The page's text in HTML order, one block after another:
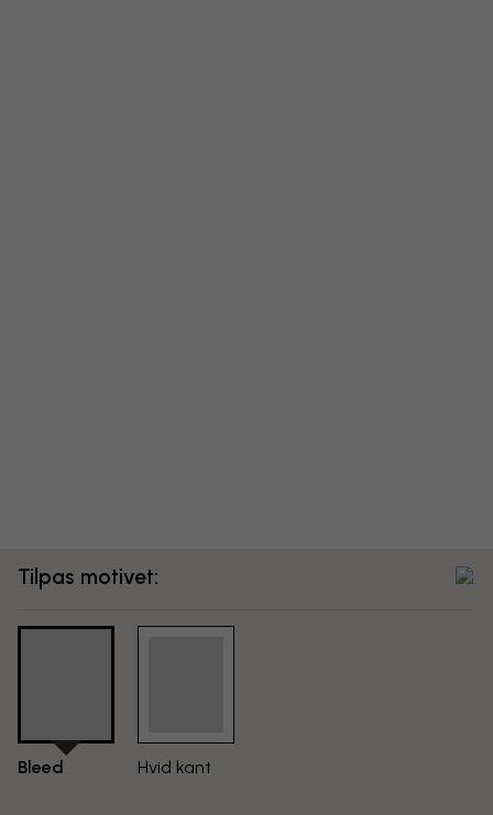
Tilpas motivet:
Bleed Hvid kant